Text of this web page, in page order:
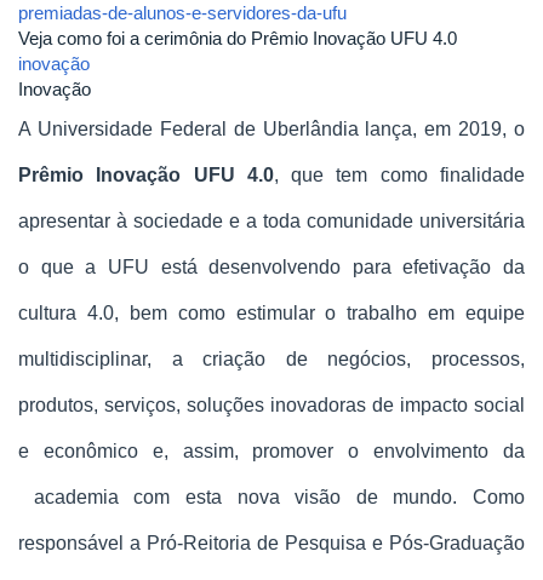
premiadas-de-alunos-e-servidores-da-ufu
Veja como foi a cerimônia do Prêmio Inovação UFU 4.0
inovação
Inovação
Prêmio Inovação UFU 4.0, que tem como finalidade
apresentar à sociedade e a toda comunidade universitária
o que a UFU está desenvolvendo para efetivação da
cultura 4.0, bem como estimular o trabalho em equipe
multidisciplinar, a criação de negócios, processos,
produtos, serviços, soluções inovadoras de impacto social
e econômico e, assim, promover o envolvimento da
academia com esta nova visão de mundo. Como
responsável a Pró-Reitoria de Pesquisa e Pós-Graduação